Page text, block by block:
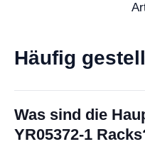
Häufig
Was sind die
YR05372-1